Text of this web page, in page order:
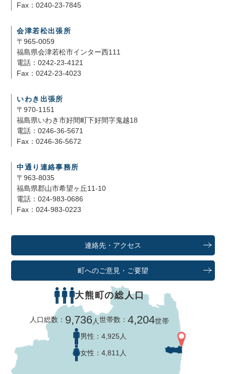
Fax：0240-23-7845
会津若松出張所
〒965-0059
福島県会津若松市インター西111
電話：0242-23-4121
Fax：0242-23-4023
いわき出張所
〒970-1151
福島県いわき市好間町下好間字鬼越18
電話：0246-36-5671
Fax：0246-36-5672
中通り連絡事務所
〒963-8035
福島県郡山市希望ヶ丘11-10
電話：024-983-0686
Fax：024-983-0223
連絡先・アクセス
町へのご意見・ご要望
大熊町の総人口
人口総数： 9,736人世帯数：4,204世帯
男性： 4,925人
女性： 4,811人